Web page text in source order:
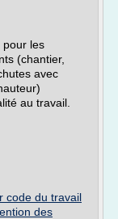
pour les
(chantier,
avec
au travail.
code du travail
des